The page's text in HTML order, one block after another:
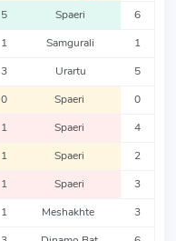
5 Spaeri 6
1 Samgurali 1
3 Urartu 5
0 Spaeri 0
1 Spaeri 4
1 Spaeri 2
1 Spaeri 3
1 Meshakhte 3